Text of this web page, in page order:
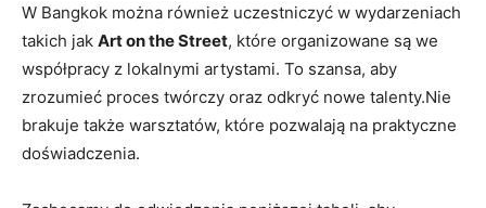
W Bangkok można również uczestniczyć w wydarzeniach
takich jak Art on the Street, które organizowane są we
współpracy z lokalnymi artystami. To szansa, aby
zrozumieć proces twórczy oraz odkryć nowe talenty.Nie
brakuje także warsztatów, które pozwalają na praktyczne
doświadczenia.